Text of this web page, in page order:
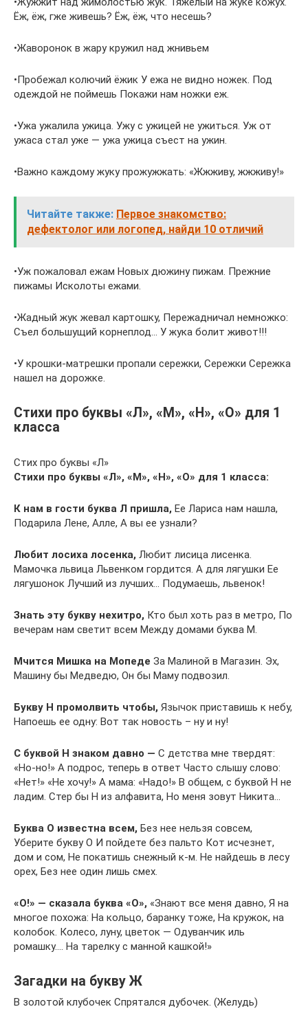
Ёж, ёж, гже живешь? Ёж, ёж, что несешь?
•Жаворонок в жару кружил над жнивьем
•Пробежал колючий ёжик У ежа не видно ножек. Под
одеждой не поймешь Покажи нам ножки еж.
•Ужа ужалила ужица. Ужу с ужицей не ужиться. Уж от
ужаса стал уже — ужа ужица съест на ужин.
•Важно каждому жуку прожужжать: «Жжживу, жжживу!»
Читайте также: Первое знакомство:
дефектолог или логопед, найди 10 отличий
•Уж пожаловал ежам Новых дюжину пижам. Прежние
пижамы Исколоты ежами.
•Жадный жук жевал картошку, Пережадничал немножко:
Съел большущий корнеплод… У жука болит живот!!!
•У крошки-матрешки пропали сережки, Сережки Сережка
нашел на дорожке.
Стихи про буквы «Л», «М», «Н», «О» для 1
класса
Стих про буквы «Л»
Стихи про буквы «Л», «М», «Н», «О» для 1 класса:
К нам в гости буква Л пришла, Ее Лариса нам нашла,
Подарила Лене, Алле, А вы ее узнали?
Любит лосиха лосенка, Любит лисица лисенка.
Мамочка львица Львенком гордится. А для лягушки Ее
лягушонок Лучший из лучших… Подумаешь, львенок!
Знать эту букву нехитро, Кто был хоть раз в метро, По
вечерам нам светит всем Между домами буква М.
Мчится Мишка на Мопеде За Малиной в Магазин. Эх,
Машину бы Медведю, Он бы Маму подвозил.
Букву Н промолвить чтобы, Язычок приставишь к небу,
Напоешь ее одну: Вот так новость – ну и ну!
С буквой Н знаком давно — С детства мне твердят:
«Но-но!» А подрос, теперь в ответ Часто слышу слово:
«Нет!» «Не хочу!» А мама: «Надо!» В общем, с буквой Н не
ладим. Стер бы Н из алфавита, Но меня зовут Никита…
Буква О известна всем, Без нее нельзя совсем,
Уберите букву О И пойдете без пальто Кот исчезнет,
дом и сом, Не покатишь снежный к-м. Не найдешь в лесу
орех, Без нее один лишь смех.
«О!» — сказала буква «О», «Знают все меня давно, Я на
многое похожа: На кольцо, баранку тоже, На кружок, на
колобок. Колесо, луну, цветок — Одуванчик иль
ромашку…. На тарелку с манной кашкой!»
Загадки на букву Ж
В золотой клубочек Спрятался дубочек. (Желудь)